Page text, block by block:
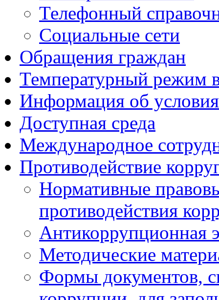
Телефонный
Социальные сети
Обращения граждан
Температурный режим
Информация об
Доступная среда
Международное
Противодействие
Нормативные
противодействия
Антикоррупционная
Методические
Формы документов,